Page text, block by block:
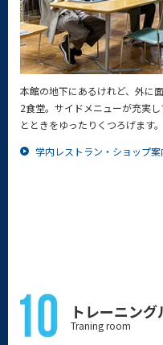
本館の地下にあるけれど、外に
2食堂。サイドメニューが充実
とときをゆったりくつろげます。
学内レストラン・ショップ案
トレーニング
Traning room